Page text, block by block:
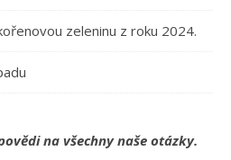
zeleninu z roku 2024.
na všechny naše otázky.